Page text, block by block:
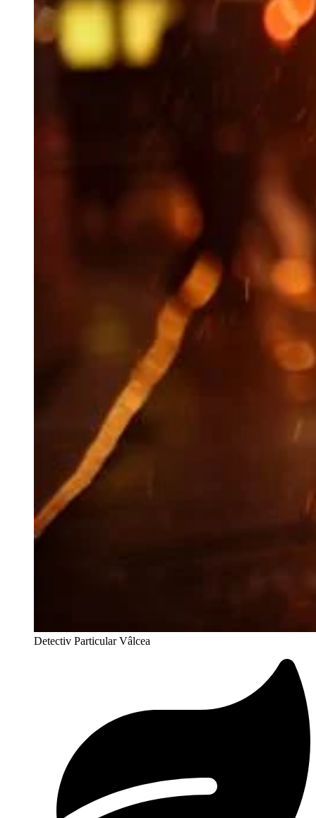
Detectiv Particular Vâlcea